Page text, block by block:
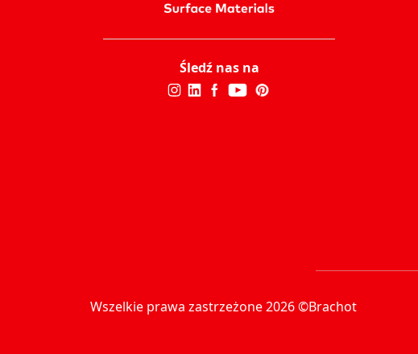
Śledź nas na
Wszelkie prawa zastrzeżone 2026 ©Brachot